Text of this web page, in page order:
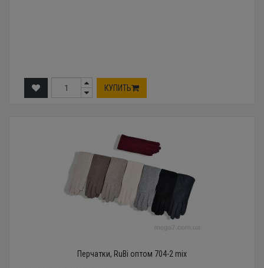
КУПИТЬ
Перчатки, RuBi оптом 704-2 mix